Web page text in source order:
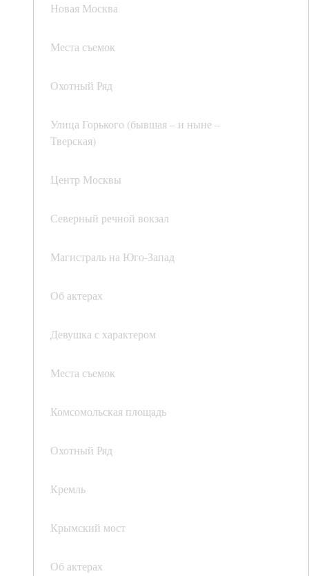
Новая Москва
Места съемок
Охотный Ряд
Улица Горького (бывшая – и ныне –
Тверская)
Центр Москвы
Северный речной вокзал
Магистраль на Юго-Запад
Об актерах
Девушка с характером
Места съемок
Комсомольская площадь
Охотный Ряд
Кремль
Крымский мост
Об актерах